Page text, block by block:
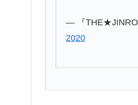
— 『THE★JINRO
2020